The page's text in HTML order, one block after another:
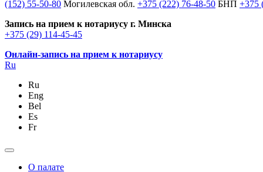
(152) 55-50-80 Могилевская обл. +375 (222) 76-48-50 БНП +375
Запись на прием к нотариусу г. Минска
+375 (29) 114-45-45
Онлайн-запись на прием к нотариусу
Ru
Ru
Eng
Bel
Es
Fr
О палате